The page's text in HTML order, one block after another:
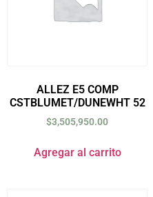
ALLEZ E5 COMP
CSTBLUMET/DUNEWHT 52
$3,505,950.00
Agregar al carrito